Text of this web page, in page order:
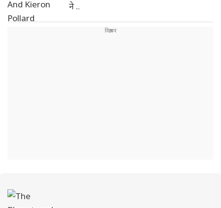
ने ..